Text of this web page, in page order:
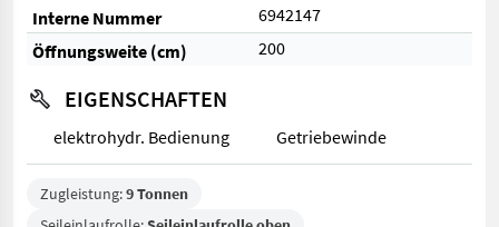
Interne Nummer
6942147
Öffnungsweite (cm)
200
EIGENSCHAFTEN
elektrohydr. Bedienung Getriebewinde
Zugleistung:9 Tonnen